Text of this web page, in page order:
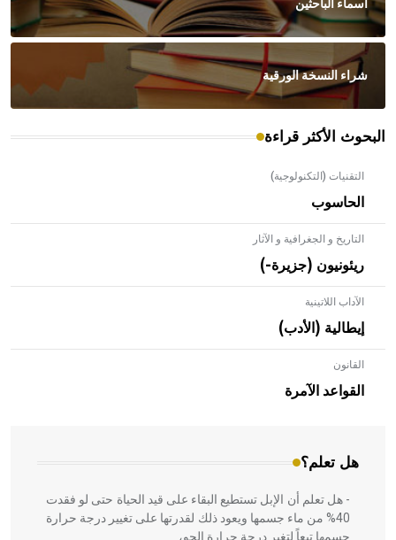
أسماء الباحثين
شراء النسخة الورقية
البحوث الأكثر قراءة
التقنيات (التكنولوجية)
الحاسوب
التاريخ و الجغرافية و الآثار
ريئونيون (جزيرة-)
الآداب اللاتينية
إيطالية (الأدب)
القانون
القواعد الآمرة
هل تعلم؟
- هل تعلم أن الأبلق نوع من الفنون الهندسية التي ارتبطت
بالعمارة الإسلامية في بلاد الشام ومصر خاصة، حيث يحرص
المعمار على بناء مداميكه وخاصة في الواجهات
- هل تعلم أن الإبل تستطيع البقاء على قيد الحياة حتى لو فقدت
40% من ماء جسمها ويعود ذلك لقدرتها على تغيير درجة حرارة
جسمها تبعاً لتغير درجة حرارة الجو،